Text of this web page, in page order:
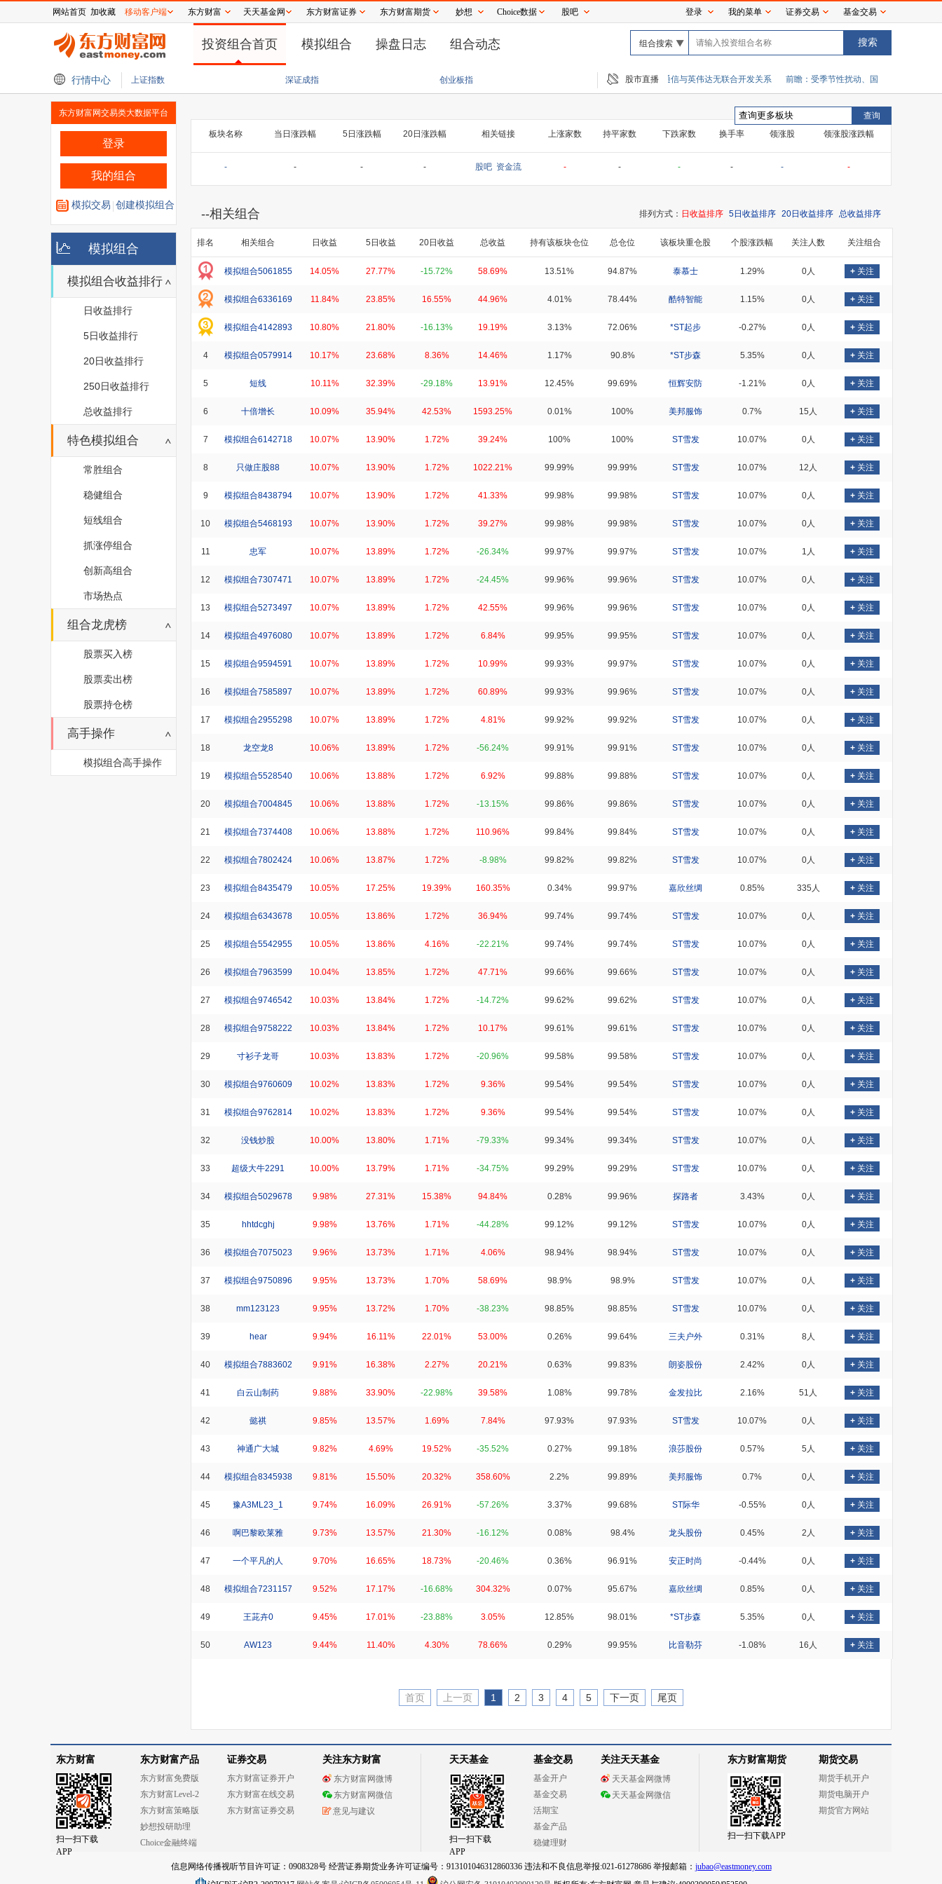
网站首页 加收藏 移动客户端 东方财富 天天基金网 东方财富证券 东方财富期货 妙想 Choice数据 股吧 登录 我的菜单 证券交易 基金交易
投资组合首页 模拟组合 操盘日志 组合动态 组合搜索
行情中心 上证指数 深证成指 创业板指 股市直播
纳斯达克100股指期货跌0.37% 6天5跌停后4天3板！百合花股价坐上“过山车” 最新公告：控股股东减持实施完毕 股价4天涨42%后 通宇通讯火速澄清：拟入股的佳贤通信与英伟达无联合开发关系 前瞻：受季节性扰动、国际大宗商品价格波动
东方财富网交易类大数据平台
登录
我的组合
模拟交易 创建模拟组合
模拟组合
模拟组合收益排行
日收益排行
5日收益排行
20日收益排行
250日收益排行
总收益排行
特色模拟组合
常胜组合
稳健组合
短线组合
抓涨停组合
创新高组合
市场热点
组合龙虎榜
股票买入榜
股票卖出榜
股票持仓榜
高手操作
模拟组合高手操作
板块名称 当日涨跌幅 5日涨跌幅 20日涨跌幅 相关链接 上涨家数 持平家数 下跌家数 换手率 领涨股 领涨股涨跌幅
- - - - 股吧 资金流 - - - - - -
--相关组合 排列方式： 日收益排序 5日收益排序 20日收益排序 总收益排序
排名 相关组合 日收益 5日收益 20日收益 总收益 持有该板块仓位 总仓位 该板块重仓股 个股涨跌幅 关注人数 关注组合
模拟组合5061855 14.05% 27.77% -15.72% 58.69% 13.51% 94.87% 泰慕士 1.29% 0人 + 关注
模拟组合6336169 11.84% 23.85% 16.55% 44.96% 4.01% 78.44% 酷特智能 1.15% 0人 + 关注
模拟组合4142893 10.80% 21.80% -16.13% 19.19% 3.13% 72.06% *ST起步 -0.27% 0人 + 关注
4 模拟组合0579914 10.17% 23.68% 8.36% 14.46% 1.17% 90.8% *ST步森 5.35% 0人 + 关注
5 短线 10.11% 32.39% -29.18% 13.91% 12.45% 99.69% 恒辉安防 -1.21% 0人 + 关注
6 十倍增长 10.09% 35.94% 42.53% 1593.25% 0.01% 100% 美邦服饰 0.7% 15人 + 关注
7 模拟组合6142718 10.07% 13.90% 1.72% 39.24% 100% 100% ST雪发 10.07% 0人 + 关注
8 只做庄股88 10.07% 13.90% 1.72% 1022.21% 99.99% 99.99% ST雪发 10.07% 12人 + 关注
9 模拟组合8438794 10.07% 13.90% 1.72% 41.33% 99.98% 99.98% ST雪发 10.07% 0人 + 关注
10 模拟组合5468193 10.07% 13.90% 1.72% 39.27% 99.98% 99.98% ST雪发 10.07% 0人 + 关注
11 忠军 10.07% 13.89% 1.72% -26.34% 99.97% 99.97% ST雪发 10.07% 1人 + 关注
12 模拟组合7307471 10.07% 13.89% 1.72% -24.45% 99.96% 99.96% ST雪发 10.07% 0人 + 关注
13 模拟组合5273497 10.07% 13.89% 1.72% 42.55% 99.96% 99.96% ST雪发 10.07% 0人 + 关注
14 模拟组合4976080 10.07% 13.89% 1.72% 6.84% 99.95% 99.95% ST雪发 10.07% 0人 + 关注
15 模拟组合9594591 10.07% 13.89% 1.72% 10.99% 99.93% 99.97% ST雪发 10.07% 0人 + 关注
16 模拟组合7585897 10.07% 13.89% 1.72% 60.89% 99.93% 99.96% ST雪发 10.07% 0人 + 关注
17 模拟组合2955298 10.07% 13.89% 1.72% 4.81% 99.92% 99.92% ST雪发 10.07% 0人 + 关注
18 龙空龙8 10.06% 13.89% 1.72% -56.24% 99.91% 99.91% ST雪发 10.07% 0人 + 关注
19 模拟组合5528540 10.06% 13.88% 1.72% 6.92% 99.88% 99.88% ST雪发 10.07% 0人 + 关注
20 模拟组合7004845 10.06% 13.88% 1.72% -13.15% 99.86% 99.86% ST雪发 10.07% 0人 + 关注
21 模拟组合7374408 10.06% 13.88% 1.72% 110.96% 99.84% 99.84% ST雪发 10.07% 0人 + 关注
22 模拟组合7802424 10.06% 13.87% 1.72% -8.98% 99.82% 99.82% ST雪发 10.07% 0人 + 关注
23 模拟组合8435479 10.05% 17.25% 19.39% 160.35% 0.34% 99.97% 嘉欣丝绸 0.85% 335人 + 关注
24 模拟组合6343678 10.05% 13.86% 1.72% 36.94% 99.74% 99.74% ST雪发 10.07% 0人 + 关注
25 模拟组合5542955 10.05% 13.86% 4.16% -22.21% 99.74% 99.74% ST雪发 10.07% 0人 + 关注
26 模拟组合7963599 10.04% 13.85% 1.72% 47.71% 99.66% 99.66% ST雪发 10.07% 0人 + 关注
27 模拟组合9746542 10.03% 13.84% 1.72% -14.72% 99.62% 99.62% ST雪发 10.07% 0人 + 关注
28 模拟组合9758222 10.03% 13.84% 1.72% 10.17% 99.61% 99.61% ST雪发 10.07% 0人 + 关注
29 寸衫子龙哥 10.03% 13.83% 1.72% -20.96% 99.58% 99.58% ST雪发 10.07% 0人 + 关注
30 模拟组合9760609 10.02% 13.83% 1.72% 9.36% 99.54% 99.54% ST雪发 10.07% 0人 + 关注
31 模拟组合9762814 10.02% 13.83% 1.72% 9.36% 99.54% 99.54% ST雪发 10.07% 0人 + 关注
32 没钱炒股 10.00% 13.80% 1.71% -79.33% 99.34% 99.34% ST雪发 10.07% 0人 + 关注
33 超级大牛2291 10.00% 13.79% 1.71% -34.75% 99.29% 99.29% ST雪发 10.07% 0人 + 关注
34 模拟组合5029678 9.98% 27.31% 15.38% 94.84% 0.28% 99.96% 探路者 3.43% 0人 + 关注
35 hhtdcghj 9.98% 13.76% 1.71% -44.28% 99.12% 99.12% ST雪发 10.07% 0人 + 关注
36 模拟组合7075023 9.96% 13.73% 1.71% 4.06% 98.94% 98.94% ST雪发 10.07% 0人 + 关注
37 模拟组合9750896 9.95% 13.73% 1.70% 58.69% 98.9% 98.9% ST雪发 10.07% 0人 + 关注
38 mm123123 9.95% 13.72% 1.70% -38.23% 98.85% 98.85% ST雪发 10.07% 0人 + 关注
39 hear 9.94% 16.11% 22.01% 53.00% 0.26% 99.64% 三夫户外 0.31% 8人 + 关注
40 模拟组合7883602 9.91% 16.38% 2.27% 20.21% 0.63% 99.83% 朗姿股份 2.42% 0人 + 关注
41 白云山制药 9.88% 33.90% -22.98% 39.58% 1.08% 99.78% 金发拉比 2.16% 51人 + 关注
42 懿祺 9.85% 13.57% 1.69% 7.84% 97.93% 97.93% ST雪发 10.07% 0人 + 关注
43 神通广大城 9.82% 4.69% 19.52% -35.52% 0.27% 99.18% 浪莎股份 0.57% 5人 + 关注
44 模拟组合8345938 9.81% 15.50% 20.32% 358.60% 2.2% 99.89% 美邦服饰 0.7% 0人 + 关注
45 豫A3ML23_1 9.74% 16.09% 26.91% -57.26% 3.37% 99.68% ST际华 -0.55% 0人 + 关注
46 啊巴黎欧莱雅 9.73% 13.57% 21.30% -16.12% 0.08% 98.4% 龙头股份 0.45% 2人 + 关注
47 一个平凡的人 9.70% 16.65% 18.73% -20.46% 0.36% 96.91% 安正时尚 -0.44% 0人 + 关注
48 模拟组合7231157 9.52% 17.17% -16.68% 304.32% 0.07% 95.67% 嘉欣丝绸 0.85% 0人 + 关注
49 王茈卉0 9.45% 17.01% -23.88% 3.05% 12.85% 98.01% *ST步森 5.35% 0人 + 关注
50 AW123 9.44% 11.40% 4.30% 78.66% 0.29% 99.95% 比音勒芬 -1.08% 16人 + 关注
首页 上一页 1 2 3 4 5 下一页 尾页